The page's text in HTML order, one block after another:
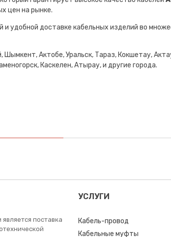
цен на рынке.
удобной доставке кабельных изделий во
Актобе, Уральск, Тараз, Кокшетау,
Каскелен, Атырау, и другие города.
поставка
УСЛУГИ
Кабель-провод
Кабельные муфты